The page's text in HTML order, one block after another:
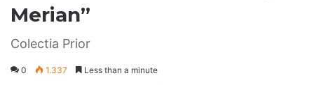
Merian”
Colectia Prior
0 1.337 Less than a minute